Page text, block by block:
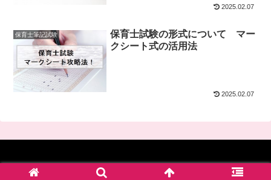
2025.02.07
保育士筆記試験
保育士試験の形式について マー
クシート式の活用法
2025.02.07
© 2017-2026 四谷学院保育士試験対策講座_公式ブログ.